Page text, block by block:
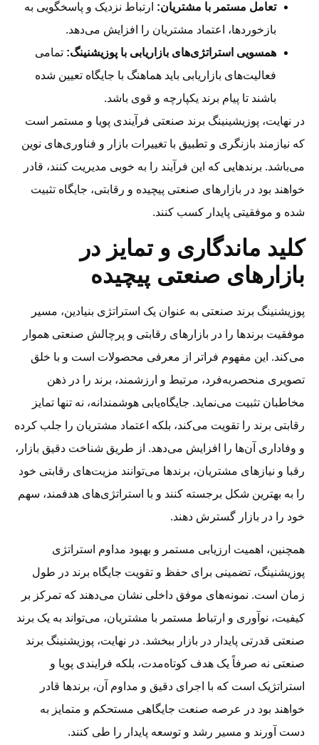
تعامل مستمر با مشتریان: ارتباط نزدیک و پاسخگویی به
بازخوردها، اعتماد مشتریان را افزایش می‌دهد.
همسویی استراتژی‌های بازاریابی با پوزیشنینگ: تمامی
فعالیت‌های بازاریابی باید هماهنگ با جایگاه تعیین شده
باشند تا پیام برند یکپارچه و قوی باشد.
در نهایت، پوزیشینینگ برند صنعتی فرآیندی پویا و مستمر است
که نیازمند بازنگری و تطبیق با تغییرات بازار و فناوری‌های نوین
می‌باشد. برندهایی که این فرآیند را به خوبی مدیریت کنند، قادر
خواهند بود در بازارهای صنعتی پیچیده و رقابتی، جایگاه تثبیت
شده و موفقیتی پایدار کسب کنند.
کلید ماندگاری و تمایز در
بازارهای صنعتی پیچیده
پوزیشنینگ برند صنعتی به عنوان یک استراتژی بنیادین، مسیر
موفقیت برندها را در بازارهای رقابتی و پرچالش صنعتی هموار
می‌کند. این مفهوم فراتر از معرفی محصولات است و با خلق
تصویری منحصربه‌فرد، مرتبط و ارزشمند، برند را در ذهن
مخاطبان تثبیت می‌نماید. جایگاه‌یابی هوشمندانه، نه تنها تمایز
رقابتی برند را تقویت می‌کند، بلکه اعتماد مشتریان را جلب کرده
و وفاداری آن‌ها را افزایش می‌دهد. از طریق شناخت دقیق بازار،
رقبا و نیازهای مشتریان، برندها می‌توانند مزیت‌های رقابتی خود
را به بهترین شکل برجسته کنند و با استراتژی‌های هدفمند، سهم
خود را در بازار گسترش دهند.
همچنین، اهمیت ارزیابی مستمر و بهبود مداوم استراتژی
پوزیشنینگ، تضمینی برای حفظ و تقویت جایگاه برند در طول
زمان است. نمونه‌های موفق داخلی نشان می‌دهند که تمرکز بر
کیفیت، نوآوری و ارتباط مستمر با مشتریان، می‌تواند به یک برند
صنعتی قدرتی پایدار در بازار ببخشد. در نهایت، پوزیشنینگ برند
صنعتی نه صرفاً یک هدف کوتاه‌مدت، بلکه فرایندی پویا و
استراتژیک است که با اجرای دقیق و مداوم آن، برندها قادر
خواهند بود در عرصه صنعت جایگاهی مستحکم و متمایز به
دست آورند و مسیر رشد و توسعه پایدار را طی کنند.